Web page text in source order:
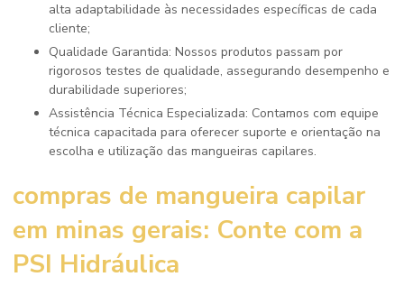
alta adaptabilidade às necessidades específicas de cada
cliente;
Qualidade Garantida: Nossos produtos passam por
rigorosos testes de qualidade, assegurando desempenho e
durabilidade superiores;
Assistência Técnica Especializada: Contamos com equipe
técnica capacitada para oferecer suporte e orientação na
escolha e utilização das mangueiras capilares.
compras de mangueira capilar
em minas gerais: Conte com a
PSI Hidráulica